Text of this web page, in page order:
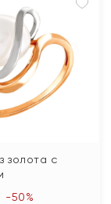
золота с
-50%